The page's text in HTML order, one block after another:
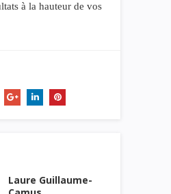
à la hauteur de vos
Laure Guillaume-